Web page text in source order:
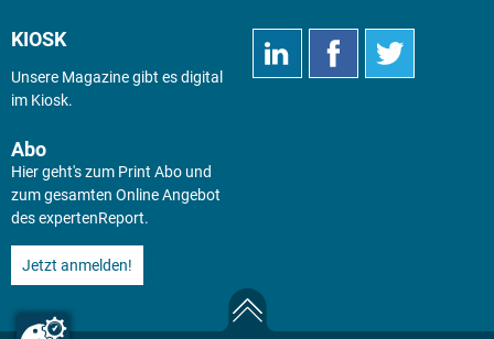
KIOSK
Unsere Magazine gibt es digital
im Kiosk.
Abo
Hier geht's zum Print Abo und
zum gesamten Online Angebot
des expertenReport.
Jetzt anmelden!